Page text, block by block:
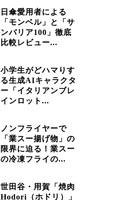
日傘愛用者による
「モンベル」と「サ
ンバリア100」徹底
比較レビュー...
小学生がどハマりす
る生成AIキャラクタ
ー「イタリアンブレ
インロット...
ノンフライヤーで
「業スー揚げ物」の
限界に迫る！業スー
の冷凍フライの...
世田谷・用賀「焼肉
Hodori（ホドリ）」